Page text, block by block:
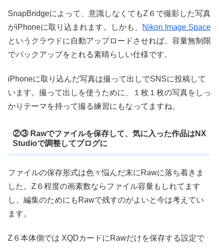
SnapBridgeによって、意識しなくてもZ６で撮影した写真
がiPhoneに取り込まれます。しかも、
Nikon Image Space
というクラウドに自動アップロードさせれば、容量無制限
でバックアップをとれる素晴らしい仕様です。
iPhoneに取り込んだ写真は撮って出しでSNSに投稿して
います。撮って出しを使うために、１枚１枚の写真をしっ
かりテーマを持って撮る練習にもなってますね。
②③ Rawでファイルを保存して、気に入った作品はNX
Studioで調整してブログに
ファイルの保存形式は色々悩んだ末にRawに落ち着きま
した。Z６程度の画素数ならファイル容量もしれてます
し、編集のためにもRawで残すのがよいと今は考えてい
ます。
Z６本体側では XQDカードにRawだけを保存する設定で